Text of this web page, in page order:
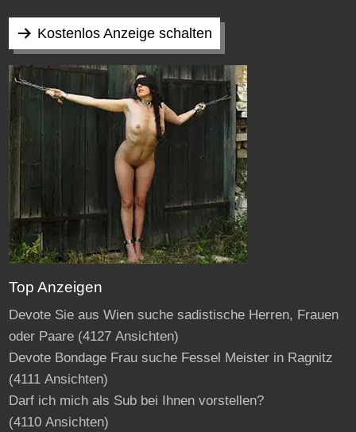
Kostenlos Anzeige schalten
Top Anzeigen
Devote Sie aus Wien suche sadistische Herren, Frauen
oder Paare(4127 Ansichten)
Devote Bondage Frau suche Fessel Meister in Ragnitz
(4111 Ansichten)
Darf ich mich als Sub bei Ihnen vorstellen?
(4110 Ansichten)